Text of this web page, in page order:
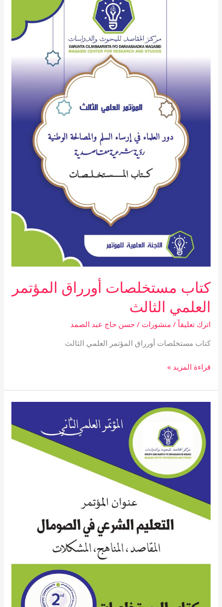
كتاب مستخلصات أورراق المؤتمر
العلمي الثالث
اترك تعليقاً / منشورات /حسن حاج عبد الصمد
كتاب مستخلصات أورراق المؤتمر العلمي الثالث
قراءة المزيد »
مـستـــخـلــــصات
أوراق
الــــمـؤتـــمر
الــعلــــمي
الـثــــاني